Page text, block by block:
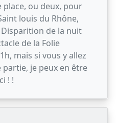
place, ou deux, pour
louis du Rhône,
de la nuit
de la Folie
mais si vous y allez
je peux en être
! !